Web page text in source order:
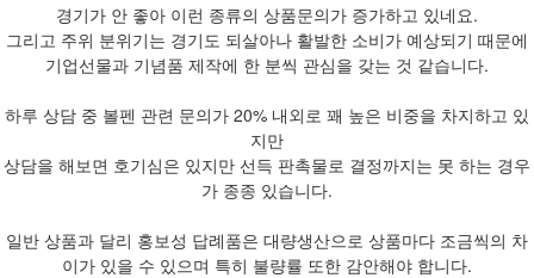
경기가 안 좋아 이런 종류의 상품문의가 증가하고 있네요.
그리고 주위 분위기는 경기도 되살아나 활발한 소비가 예상되기 때문에
기업선물과 기념품 제작에 한 분씩 관심을 갖는 것 같습니다.
하루 상담 중 볼펜 관련 문의가 20% 내외로 꽤 높은 비중을 차지하고 있
지만
상담을 해보면 호기심은 있지만 선득 판촉물로 결정까지는 못 하는 경우
가 종종 있습니다.
일반 상품과 달리 홍보성 답례품은 대량생산으로 상품마다 조금씩의 차
이가 있을 수 있으며 특히 불량률 또한 감안해야 합니다.